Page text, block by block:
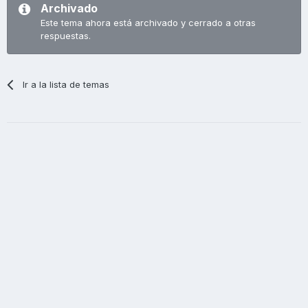
Archivado
Este tema ahora está archivado y cerrado a otras
respuestas.
Ir a la lista de temas